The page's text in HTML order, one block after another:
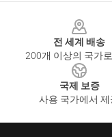
전 세계 배송
200개 이상의 국가
국제 보증
사용 국가에서 제